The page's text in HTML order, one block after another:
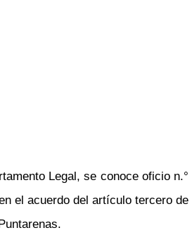
Legal, se conoce oficio n.°
el acuerdo del artículo tercero de